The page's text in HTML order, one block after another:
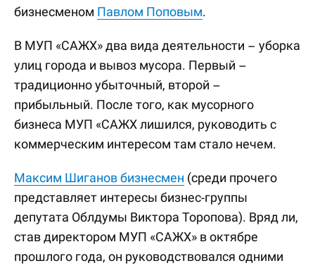
бизнесменом Павлом Поповым.
В МУП «САЖХ» два вида деятельности – уборка
улиц города и вывоз мусора. Первый –
традиционно убыточный, второй –
прибыльный. После того, как мусорного
бизнеса МУП «САЖХ лишился, руководить с
коммерческим интересом там стало нечем.
Максим Шиганов бизнесмен (среди прочего
представляет интересы бизнес-группы
депутата Облдумы Виктора Торопова). Вряд ли,
став директором МУП «САЖХ» в октябре
прошлого года, он руководствовался одними